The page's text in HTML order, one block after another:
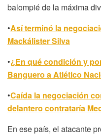
balompié de la máxima
•Así terminó la
Mackálister Silva
•¿En qué condición y
Banguero a Atlético
•Caída la negociación
delantero contrataría
En ese país, el atacante